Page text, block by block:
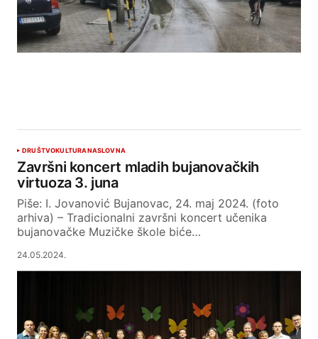
DRUŠTVOKULTURANASLOVNA
Završni koncert mladih bujanovačkih
virtuoza 3. juna
Piše: I. Jovanović Bujanovac, 24. maj 2024. (foto
arhiva) – Tradicionalni završni koncert učenika
bujanovačke Muzičke škole biće…
24.05.2024.